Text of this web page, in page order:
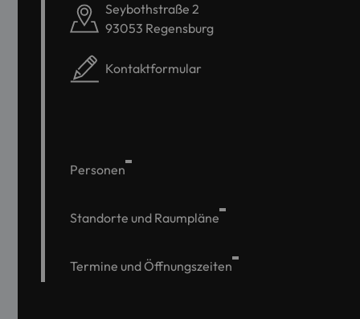
Seybothstraße 2
93053 Regensburg
Kontaktformular
Personen
Standorte und Raumpläne
Termine und Öffnungszeiten